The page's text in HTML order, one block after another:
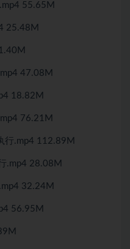
55.65M
25.48M
47.08M
18.82M
76.21M
行.mp4 112.89M
.mp4 28.08M
32.24M
56.95M